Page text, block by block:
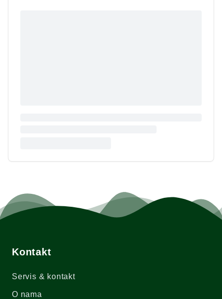
Kontakt
Servis & kontakt
O nama